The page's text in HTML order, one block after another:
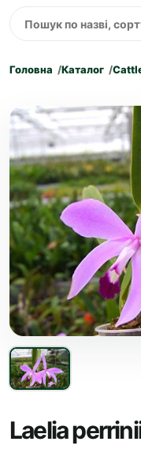
Головна Каталог
Laelia